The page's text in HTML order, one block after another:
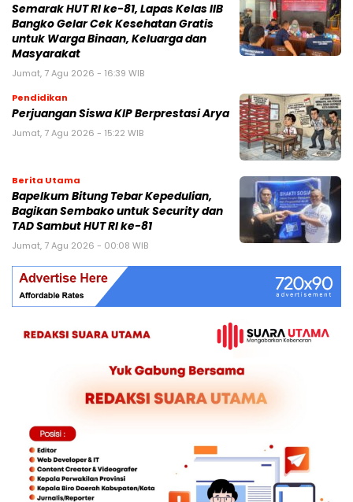
Semarak HUT RI ke-81, Lapas Kelas IIB
Bangko Gelar Cek Kesehatan Gratis
untuk Warga Binaan, Keluarga dan
Masyarakat
Jumat, 7 Agu 2026 - 16:39 WIB
Pendidikan
Perjuangan Siswa KIP Berprestasi Arya
Jumat, 7 Agu 2026 - 15:22 WIB
Berita Utama
Bapelkum Bitung Tebar Kepedulian,
Bagikan Sembako untuk Security dan
TAD Sambut HUT RI ke-81
Jumat, 7 Agu 2026 - 00:08 WIB